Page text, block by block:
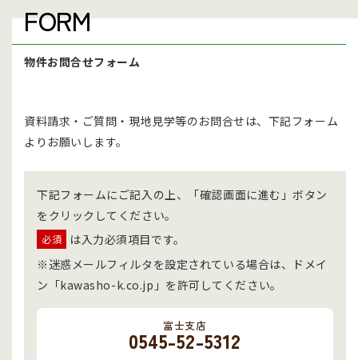
FORM
物件お問合せフォーム
資料請求・ご質問・現地見学等のお問合せは、下記フォーム
よりお願いします。
下記フォームにご記入の上、「確認画面に進む」ボタン
をクリックしてください。
必須
は入力必須項目です。
※迷惑メールフィルタを設定されている場合は、ドメイ
ン「kawasho-k.co.jp」を許可してください。
富士支店
0545-52-5312